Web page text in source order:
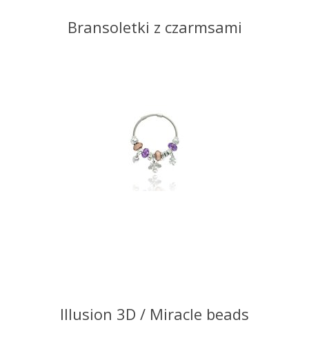
Bransoletki z czarmsami
Illusion 3D / Miracle beads